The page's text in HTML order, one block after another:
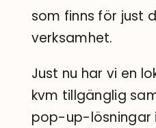
som finns för just
verksamhet.
Just nu har vi en
kvm tillgänglig
pop-up-lösningar